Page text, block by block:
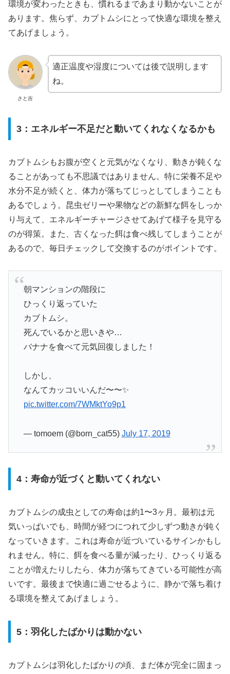
環境が変わったときも、慣れるまであまり動かないことが
あります。焦らず、カブトムシにとって快適な環境を整え
てあげましょう。
さと吉
適正温度や湿度については後で説明します
ね。
3：エネルギー不足だと動いてくれなくなるかも
カブトムシもお腹が空くと元気がなくなり、動きが鈍くな
ることがあっても不思議ではありません。特に栄養不足や
水分不足が続くと、体力が落ちてじっとしてしまうことも
あるでしょう。昆虫ゼリーや果物などの新鮮な餌をしっか
り与えて、エネルギーチャージさせてあげて様子を見守る
のが得策。また、古くなった餌は食べ残してしまうことが
あるので、毎日チェックして交換するのがポイントです。
朝マンションの階段に
ひっくり返っていた
カブトムシ。
死んでいるかと思いきや…
バナナを食べて元気回復しました！
しかし、
なんてカッコいいんだ〜〜✨
pic.twitter.com/7WMktYo9p1
— tomoem (@born_cat55) July 17, 2019
4：寿命が近づくと動いてくれない
カブトムシの成虫としての寿命は約1〜3ヶ月。最初は元
気いっぱいでも、時間が経つにつれて少しずつ動きが鈍く
なっていきます。これは寿命が近づいているサインかもし
れません。特に、餌を食べる量が減ったり、ひっくり返る
ことが増えたりしたら、体力が落ちてきている可能性が高
いです。最後まで快適に過ごせるように、静かで落ち着け
る環境を整えてあげましょう。
5：羽化したばかりは動かない
カブトムシは羽化したばかりの頃、まだ体が完全に固まっ